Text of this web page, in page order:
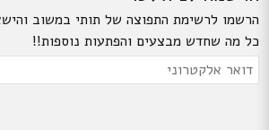
הרשמו לרשימת התפוצה של תותי במשוב
כל מה שחדש מבצעים והפתעות נוספות!!
Please leave this field empty.
דואר